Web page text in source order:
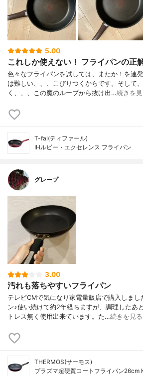
5.00
これしか使えない！ フライパンの正
色々なフライパンを試しては、またか！を連
は難しい、、、こびりつくからです。そして
く、、、この魔のループから抜け出…続きを
T-fal(ティファール)
IHルビー・エクセレンス フライパン
グレープ
3.00
汚れも落ちやすいフライパン
テレビCMで気になり家電量販店で購入しま
ン♪使い続けて約2年経ちますが、調理したあ
トレス無く使用出来ています。た…続きを見る
THERMOS(サーモス)
プラズマ超硬質コートフライパン26cm